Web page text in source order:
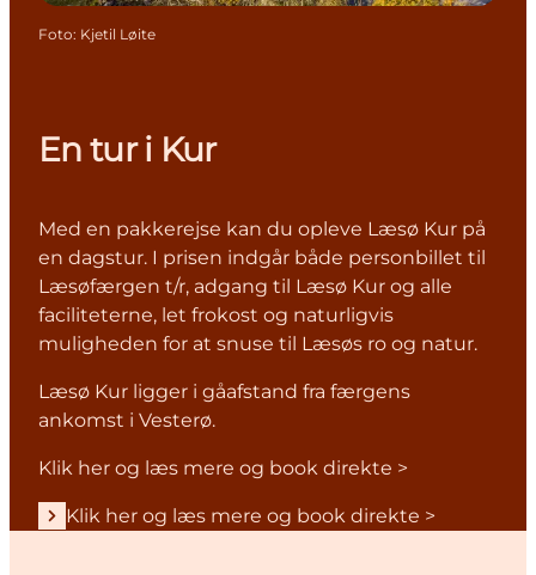
Foto: Kjetil Løite
En tur i Kur
Med en pakkerejse kan du opleve Læsø Kur på
en dagstur. I prisen indgår både personbillet til
Læsøfærgen t/r, adgang til Læsø Kur og alle
faciliteterne, let frokost og naturligvis
muligheden for at snuse til Læsøs ro og natur.
Læsø Kur ligger i gåafstand fra færgens
ankomst i Vesterø.
Klik her og læs mere og book direkte >
Klik her og læs mere og book direkte >